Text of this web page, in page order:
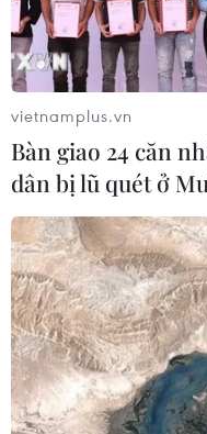
vietnamplus.vn
Bàn giao 24 căn
dân bị lũ quét ở